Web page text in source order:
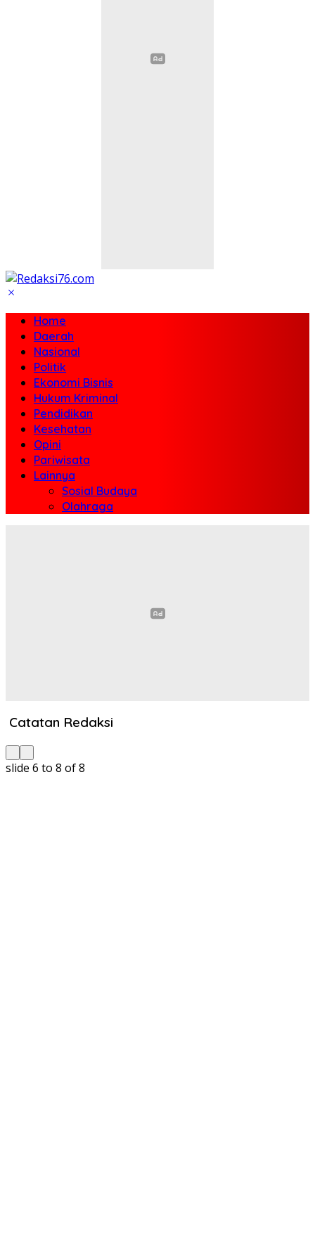
Home
Daerah
Nasional
Politik
Ekonomi Bisnis
Hukum Kriminal
Pendidikan
Kesehatan
Opini
Pariwisata
Lainnya
Sosial Budaya
Olahraga
Catatan Redaksi
slide 6 to 8 of 8